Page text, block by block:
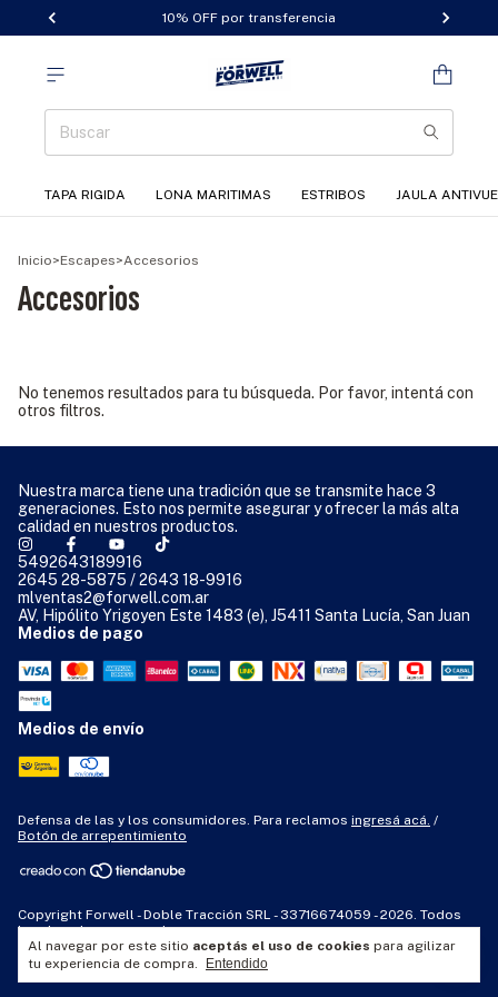
10% OFF por transferencia
TAPA RIGIDA LONA MARITIMAS ESTRIBOS JAULA
Al navegar por este sitio aceptás el uso de cookies para agilizar
tu experiencia de compra.
Entendido
Inicio>Escapes>Accesorios
Accesorios
No tenemos resultados para tu búsqueda. Por favor, intentá con
otros filtros.
Nuestra marca tiene una tradición que se transmite hace 3
generaciones. Esto nos permite asegurar y ofrecer la más alta
calidad en nuestros productos.
5492643189916
2645 28-5875 / 2643 18-9916
mlventas2@forwell.com.ar
AV, Hipólito Yrigoyen Este 1483 (e), J5411 Santa Lucía, San Juan
Medios de pago
Medios de envío
Defensa de las y los consumidores. Para reclamos ingresá acá. /
Botón de arrepentimiento
Copyright Forwell - Doble Tracción SRL - 33716674059 - 2026. Todos
los derechos reservados.